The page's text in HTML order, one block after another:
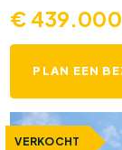
€ 439.000
PLAN EEN
VERKOCHT